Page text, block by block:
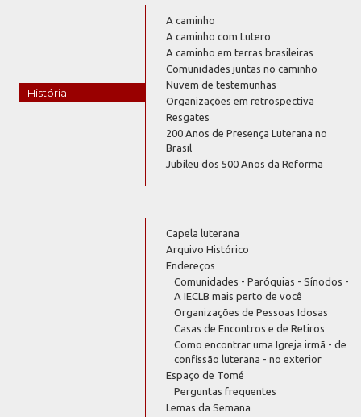
História
A caminho
A caminho com Lutero
A caminho em terras brasileiras
Comunidades juntas no caminho
Nuvem de testemunhas
Organizações em retrospectiva
Resgates
200 Anos de Presença Luterana no
Brasil
Jubileu dos 500 Anos da Reforma
Capela luterana
Arquivo Histórico
Endereços
Comunidades - Paróquias - Sínodos -
A IECLB mais perto de você
Organizações de Pessoas Idosas
Casas de Encontros e de Retiros
Como encontrar uma Igreja irmã - de
confissão luterana - no exterior
Espaço de Tomé
Perguntas frequentes
Lemas da Semana